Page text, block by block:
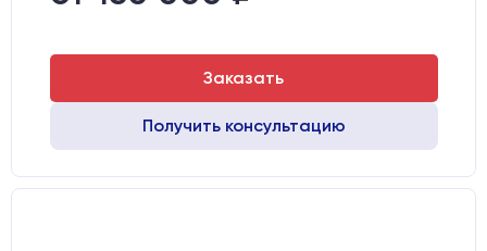
Заказать
Получить консультацию